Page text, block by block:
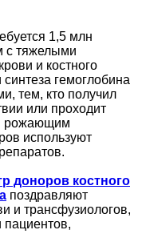
1,5 млн
с тяжелыми
и костного
гемоглобина
тем, кто получил
или проходит
рожающим
используют
доноров костного
поздравляют
и трансфузиологов,